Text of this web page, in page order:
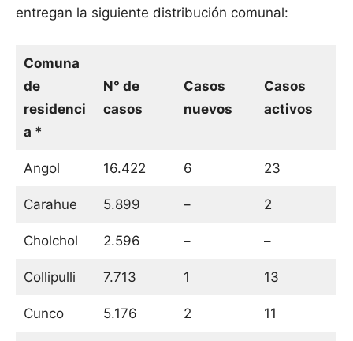
entregan la siguiente distribución comunal:
Comuna
de
residenci
a *
N° de
casos
Casos
nuevos
Casos
activos
Angol 16.422 6 23
Carahue 5.899 – 2
Cholchol 2.596 – –
Collipulli 7.713 1 13
Cunco 5.176 2 11